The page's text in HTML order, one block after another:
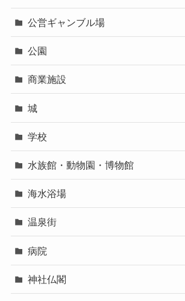
公営ギャンブル場
公園
商業施設
城
学校
水族館・動物園・博物館
海水浴場
温泉街
病院
神社仏閣